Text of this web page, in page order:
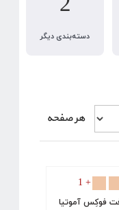
دسته‌بندی دیگر
هر صفحه
+ 1
فوکِس آموتیا